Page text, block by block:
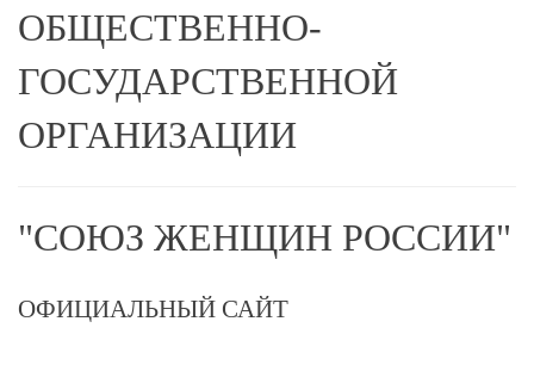
ОБЩЕСТВЕННО-
ГОСУДАРСТВЕННОЙ
ОРГАНИЗАЦИИ
"СОЮЗ ЖЕНЩИН РОССИИ"
ОФИЦИАЛЬНЫЙ САЙТ